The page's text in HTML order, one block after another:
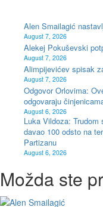
Alen Smailagić
August 7, 2026
Alekej Pokuševski
August 7, 2026
Alimpijevićev spisak
August 7, 2026
Odgovor Orlovima:
odgovaraju
August 6, 2026
Luka Vildoza:
davao 100 odsto na
Partizanu
August 6, 2026
Možda ste